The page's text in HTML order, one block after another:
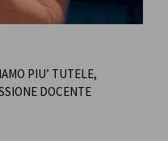
PIU’ TUTELE,
DOCENTE